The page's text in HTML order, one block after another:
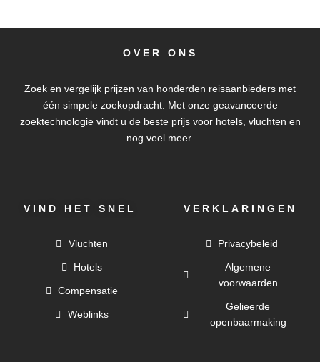
OVER ONS
Zoek en vergelijk prijzen van honderden reisaanbieders met
één simpele zoekopdracht. Met onze geavanceerde
zoektechnologie vindt u de beste prijs voor hotels, vluchten en
nog veel meer.
VIND HET SNEL
Vluchten
Hotels
Compensatie
Weblinks
VERKLARINGEN
Privacybeleid
Algemene
voorwaarden
Gelieerde
openbaarmaking